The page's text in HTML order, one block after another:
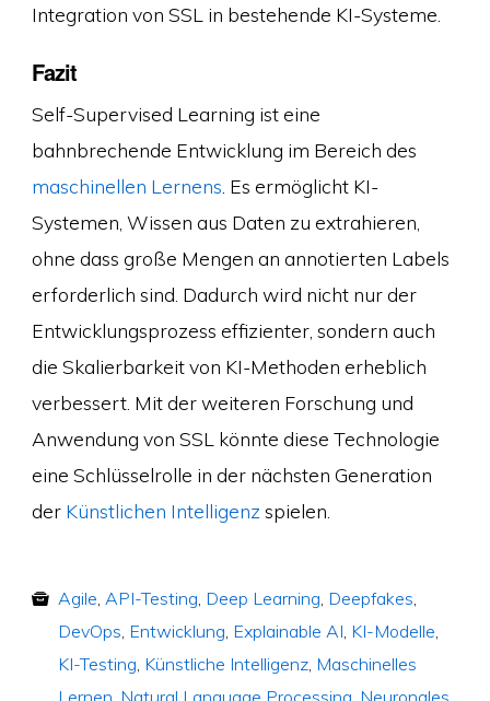
Integration von SSL in bestehende KI-Systeme.
Fazit
Self-Supervised Learning ist eine
bahnbrechende Entwicklung im Bereich des
maschinellen Lernens . Es ermöglicht KI-
Systemen, Wissen aus Daten zu extrahieren,
ohne dass große Mengen an annotierten Labels
erforderlich sind. Dadurch wird nicht nur der
Entwicklungsprozess effizienter, sondern auch
die Skalierbarkeit von KI-Methoden erheblich
verbessert. Mit der weiteren Forschung und
Anwendung von SSL könnte diese Technologie
eine Schlüsselrolle in der nächsten Generation
der Künstlichen Intelligenz spielen.
Agile, API-Testing, Deep Learning, Deepfakes,
DevOps, Entwicklung, Explainable AI, KI-Modelle,
KI-Testing, Künstliche Intelligenz, Maschinelles